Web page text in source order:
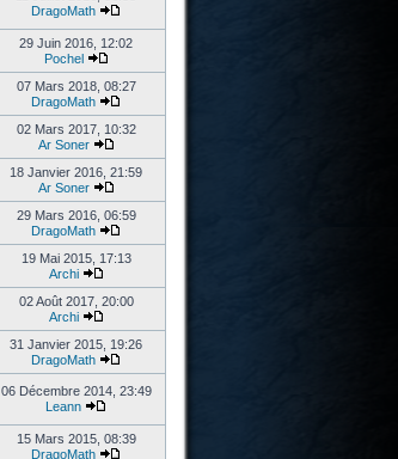
DragoMath
29 Juin 2016, 12:02
Pochel
07 Mars 2018, 08:27
DragoMath
02 Mars 2017, 10:32
Ar Soner
18 Janvier 2016, 21:59
Ar Soner
29 Mars 2016, 06:59
DragoMath
19 Mai 2015, 17:13
Archi
02 Août 2017, 20:00
Archi
31 Janvier 2015, 19:26
DragoMath
06 Décembre 2014, 23:49
Leann
15 Mars 2015, 08:39
DragoMath